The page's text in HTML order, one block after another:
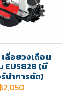
เลื่อยวงเดือน
EU582B (มี
ร์นำการตัด)
2,050